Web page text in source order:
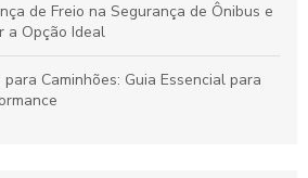
de Freio na Segurança de Ônibus e
a Opção Ideal
Caminhões: Guia Essencial para